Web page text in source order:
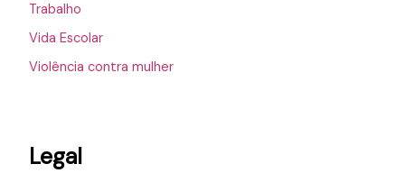
Trabalho
Vida Escolar
Violência contra mulher
Legal